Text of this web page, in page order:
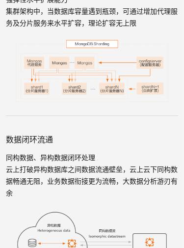
集群架构中，当数据库容量遇到瓶颈，可通过增加代理服
务及分片服务来水平扩容，理论扩容无上限
数据闭环流通
同构数据、异构数据闭环处理
云上打破异构数据库之间数据流通壁垒，云上云下同构数
据畅通无阻，业务数据衔接更为流畅，大数据分析游刃有
余